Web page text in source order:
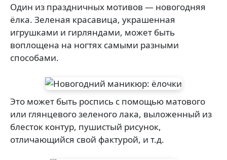
Один из праздничных мотивов — новогодняя
ёлка. Зеленая красавица, украшенная
игрушками и гирляндами, может быть
воплощена на ногтях самыми разными
способами.
Это может быть роспись с помощью матового
или глянцевого зеленого лака, выложенный из
блесток контур, пушистый рисунок,
отличающийся свой фактурой, и т.д.